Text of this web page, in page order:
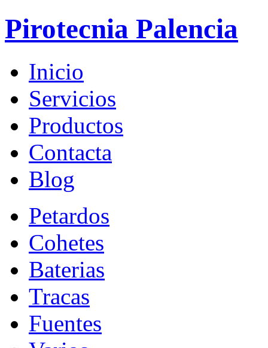
Pirotecnia Palencia
Inicio
Servicios
Productos
Contacta
Blog
Petardos
Cohetes
Baterias
Tracas
Fuentes